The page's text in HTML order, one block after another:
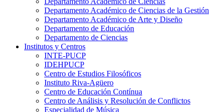
Departamento Académico de Ciencias de la Gestión
Departamento Académico de Arte y Diseño
Departamento de Educación
Departamento de Ciencias
Institutos y Centros
INTE-PUCP
IDEHPUCP
Centro de Estudios Filosóficos
Instituto Riva-Agüero
Centro de Educación Contínua
Centro de Análisis y Resolución de Conflictos
Especialidad de Música